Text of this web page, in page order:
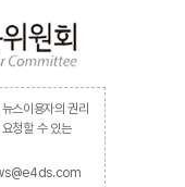
스이용자의 권리
청할 수 있는